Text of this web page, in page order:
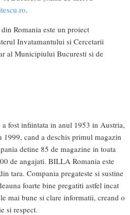
.
Romania este un proiect
Invatamantului si Cercetarii
al Municipiului Bucuresti si de
fost infiintata in anul 1953 in Austria,
cand a deschis primul magazin
detine 85 de magazine in toata
de angajati. BILLA Romania este
tara. Compania pregateste si sustine
foarte bine pregatiti astfel incat
mai bune si clare informatii, creand o
si respect.